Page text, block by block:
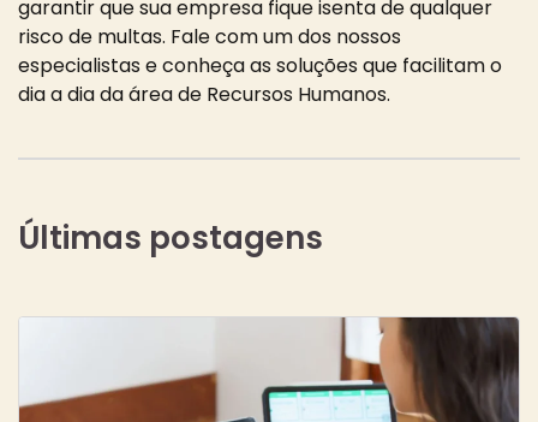
garantir que sua empresa fique isenta de qualquer
risco de multas. Fale com um dos nossos
especialistas e conheça as soluções que facilitam o
dia a dia da área de Recursos Humanos.
Últimas postagens